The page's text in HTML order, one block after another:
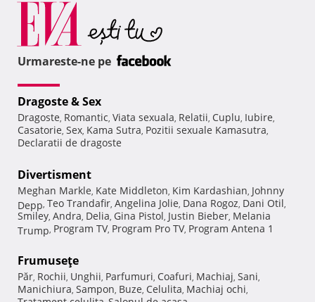
Urmareste-ne pe
Dragoste & Sex
Dragoste, Romantic, Viata sexuala, Relatii, Cuplu, Iubire,
Casatorie, Sex, Kama Sutra, Pozitii sexuale Kamasutra,
Declaratii de dragoste
Divertisment
Meghan Markle, Kate Middleton, Kim Kardashian, Johnny
Depp, Teo Trandafir, Angelina Jolie, Dana Rogoz, Dani Otil,
Smiley, Andra, Delia, Gina Pistol, Justin Bieber, Melania
Trump, Program TV, Program Pro TV, Program Antena 1
Frumuseţe
Păr, Rochii, Unghii, Parfumuri, Coafuri, Machiaj, Sani,
Manichiura, Sampon, Buze, Celulita, Machiaj ochi,